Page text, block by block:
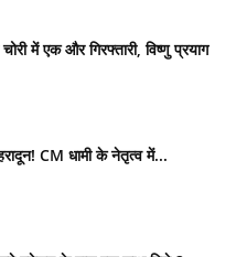
में एक और गिरफ्तारी, विष्णु प्रयाग
CM धामी के नेतृत्व में...